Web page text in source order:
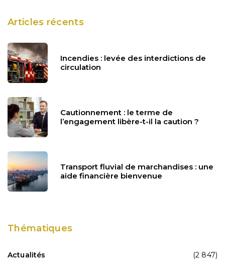
Articles récents
Incendies : levée des interdictions de
circulation
Cautionnement : le terme de
l’engagement libère-t-il la caution ?
Transport fluvial de marchandises : une
aide financière bienvenue
Thématiques
Actualités
(2 847)